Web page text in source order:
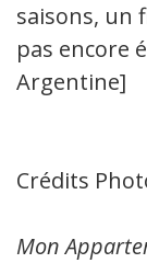
saisons, un
pas encore
Argentine]
Crédits
Mon